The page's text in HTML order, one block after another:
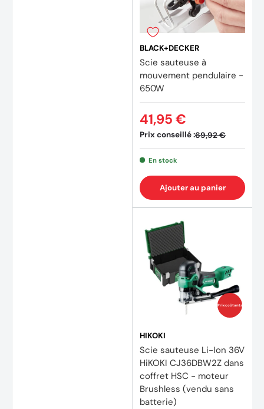
BLACK+DECKER
Scie sauteuse à
mouvement pendulaire -
650W
Prix conseillé :69,92 €
41,95 €
En stock
Ajouter au panier
Prix coûtants
HIKOKI
Scie sauteuse Li-Ion 36V
HiKOKI CJ36DBW2Z dans
coffret HSC - moteur
Brushless (vendu sans
batterie)